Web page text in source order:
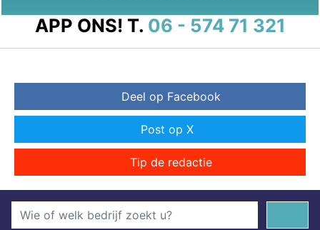
APP ONS! T. 06 - 574 71 321
Deel op Facebook
Post op X
Tip de redactie